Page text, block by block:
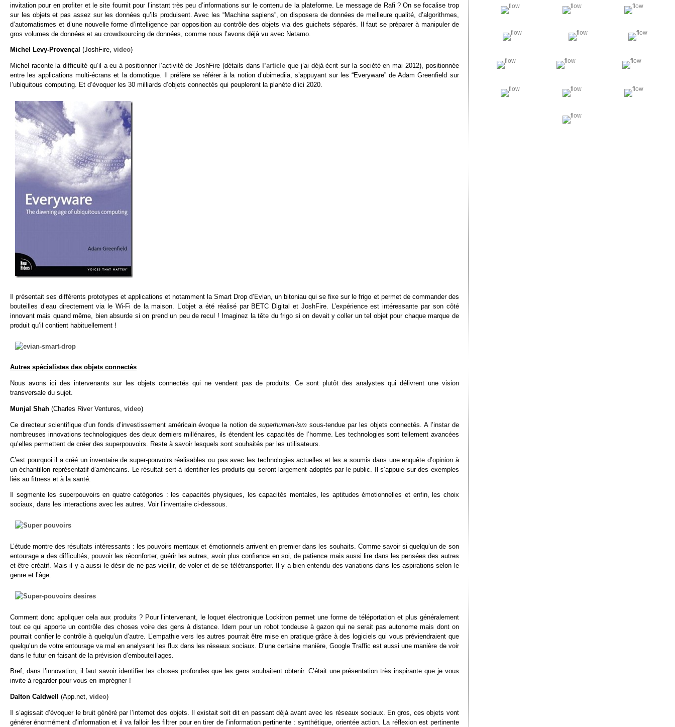
invitation pour en profiter et le site fournit pour l’instant très peu d’informations sur le contenu de la plateforme. Le message de Rafi ? On se focalise trop
sur les objets et pas assez sur les données qu’ils produisent. Avec les “Machina sapiens”, on disposera de données de meilleure qualité, d’algorithmes,
d’automatismes et d’une nouvelle forme d’intelligence par opposition au contrôle des objets via des guichets séparés. Il faut se préparer à manipuler de
gros volumes de données et au crowdsourcing de données, comme nous l’avons déjà vu avec Netamo.
Michel Levy-Provençal (JoshFire, video)
Michel raconte la difficulté qu’il a eu à positionner l’activité de JoshFire (détails dans l’article que j’ai déjà écrit sur la société en mai 2012), positionnée
entre les applications multi-écrans et la domotique. Il préfère se référer à la notion d’ubimediia, s’appuyant sur les “Everyware” de Adam Greenfield sur
l’ubiquitous computing. Et d’évoquer les 30 milliards d’objets connectés qui peupleront la planète d’ici 2020.
Il présentait ses différents prototypes et applications et notamment la Smart Drop d’Evian, un bitoniau qui se fixe sur le frigo et permet de commander des
bouteilles d’eau directement via le Wi-Fi de la maison. L’objet a été réalisé par BETC Digital et JoshFire. L’expérience est intéressante par son côté
innovant mais quand même, bien absurde si on prend un peu de recul ! Imaginez la tête du frigo si on devait y coller un tel objet pour chaque marque de
produit qu’il contient habituellement !
Autres spécialistes des objets connectés
Nous avons ici des intervenants sur les objets connectés qui ne vendent pas de produits. Ce sont plutôt des analystes qui délivrent une vision
transversale du sujet.
Munjal Shah (Charles River Ventures, video)
Ce directeur scientifique d’un fonds d’investissement américain évoque la notion desuperhuman-ism sous-tendue par les objets connectés. A l’instar de
nombreuses innovations technologiques des deux derniers millénaires, ils étendent les capacités de l’homme. Les technologies sont tellement avancées
qu’elles permettent de créer des superpouvoirs. Reste à savoir lesquels sont souhaités par les utilisateurs.
C’est pourquoi il a créé un inventaire de super-pouvoirs réalisables ou pas avec les technologies actuelles et les a soumis dans une enquête d’opinion à
un échantillon représentatif d’américains. Le résultat sert à identifier les produits qui seront largement adoptés par le public. Il s’appuie sur des exemples
liés au fitness et à la santé.
Il segmente les superpouvoirs en quatre catégories : les capacités physiques, les capacités mentales, les aptitudes émotionnelles et enfin, les choix
sociaux, dans les interactions avec les autres. Voir l’inventaire ci-dessous.
L’étude montre des résultats intéressants : les pouvoirs mentaux et émotionnels arrivent en premier dans les souhaits. Comme savoir si quelqu’un de son
entourage a des difficultés, pouvoir les réconforter, guérir les autres, avoir plus confiance en soi, de patience mais aussi lire dans les pensées des autres
et être créatif. Mais il y a aussi le désir de ne pas vieillir, de voler et de se télétransporter. Il y a bien entendu des variations dans les aspirations selon le
genre et l’âge.
Comment donc appliquer cela aux produits ? Pour l’intervenant, le loquet électronique Lockitron permet une forme de téléportation et plus généralement
tout ce qui apporte un contrôle des choses voire des gens à distance. Idem pour un robot tondeuse à gazon qui ne serait pas autonome mais dont on
pourrait confier le contrôle à quelqu’un d’autre. L’empathie vers les autres pourrait être mise en pratique grâce à des logiciels qui vous préviendraient que
quelqu’un de votre entourage va mal en analysant les flux dans les réseaux sociaux. D’une certaine manière, Google Traffic est aussi une manière de voir
dans le futur en faisant de la prévision d’embouteillages.
Bref, dans l’innovation, il faut savoir identifier les choses profondes que les gens souhaitent obtenir. C’était une présentation très inspirante que je vous
invite à regarder pour vous en imprégner !
Dalton Caldwell (App.net, video)
Il s’agissait d’évoquer le bruit généré par l’internet des objets. Il existait soit dit en passant déjà avant avec les réseaux sociaux. En gros, ces objets vont
générer énormément d’information et il va falloir les filtrer pour en tirer de l’information pertinente : synthétique, orientée action. La réflexion est pertinente